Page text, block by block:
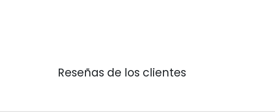
Reseñas de los clientes